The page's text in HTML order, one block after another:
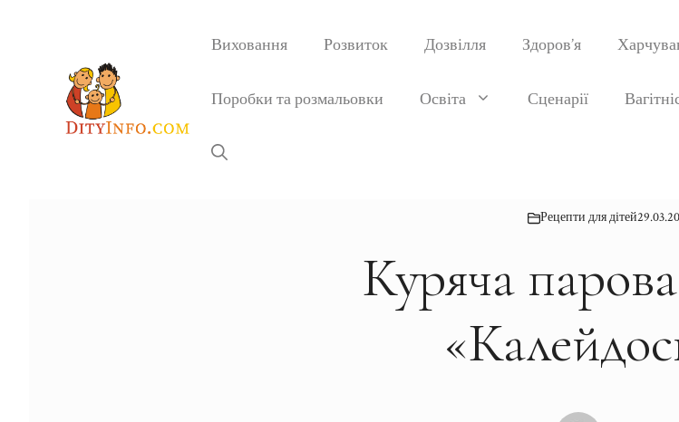
Виховання Розвиток Дозвілля Здоров’я
Поробки та розмальовки Освіта Сценарії
Рецепти для дітей
Куряча